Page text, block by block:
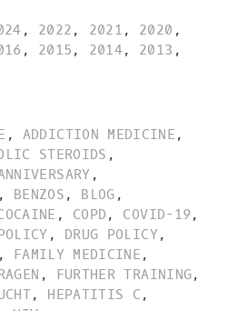
, 2022 , 2021 , 2020 ,
, 2015 , 2014, 2013 ,
, ADDICTION MEDICINE ,
STEROIDS ,
,
, BENZOS , BLOG ,
, COPD , COVID-19,
, DRUG POLICY,
, FAMILY MEDICINE ,
, FURTHER TRAINING,
, HEPATITIS C ,